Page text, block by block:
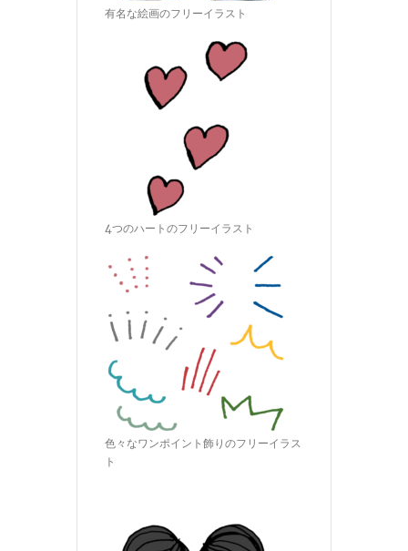
有名な絵画のフリーイラスト
4つのハートのフリーイラスト
色々なワンポイント飾りのフリーイラス
ト